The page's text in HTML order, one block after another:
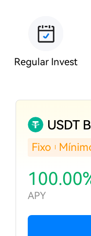
USDC
Regular Invest
USDT
Fixo
APY